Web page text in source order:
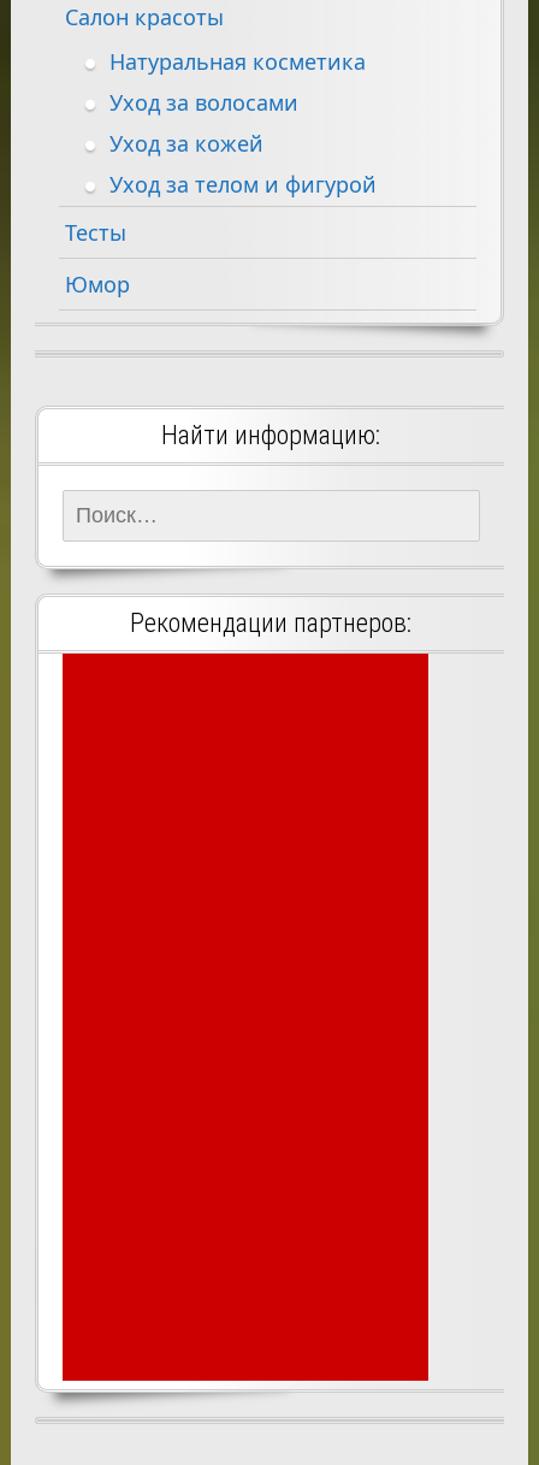
Салон красоты
Натуральная косметика
Уход за волосами
Уход за кожей
Уход за телом и фигурой
Тесты
Юмор
Найти информацию:
Найти:
Рекомендации партнеров: